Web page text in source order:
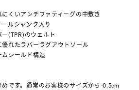
くいアンチファティーグの中敷き
ルシャンク入り
(TPR)のウェルト
優れたラバーラグアウトソール
ムシールド構造
です。通常のお客様のサイズから-0.5cm